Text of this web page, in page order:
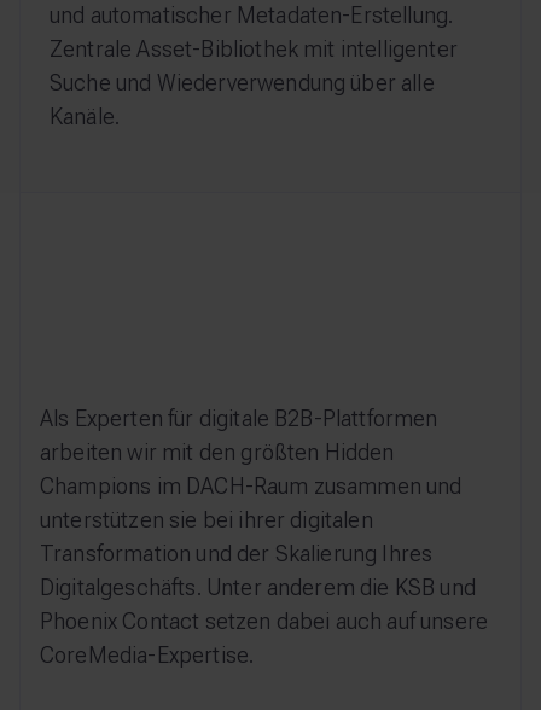
und automatischer Metadaten-Erstellung.
Zentrale Asset-Bibliothek mit intelligenter
Suche und Wiederverwendung über alle
Kanäle.
Als Experten für digitale B2B-Plattformen
arbeiten wir mit den größten Hidden
Champions im DACH-Raum zusammen und
unterstützen sie bei ihrer digitalen
Transformation und der Skalierung Ihres
Digitalgeschäfts. Unter anderem die KSB und
Phoenix Contact setzen dabei auch auf unsere
CoreMedia-Expertise.